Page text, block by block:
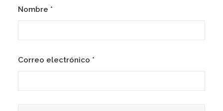
Nombre *
Correo electrónico *